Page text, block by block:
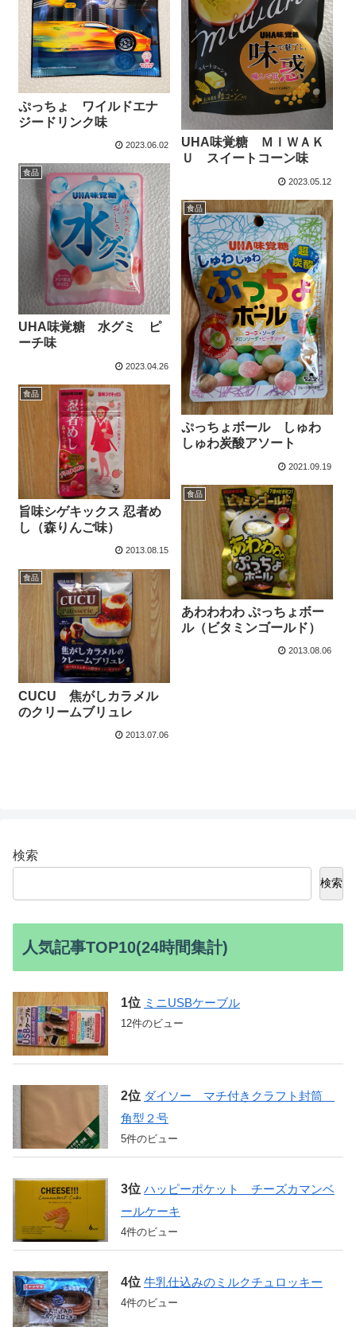
ぷっちょ ワイルドエナ
ジードリンク味
2023.06.02
UHA味覚糖 ＭＩＷＡＫ
Ｕ スイートコーン味
2023.05.12
食品
UHA味覚糖 水グミ ピ
ーチ味
2023.04.26
食品
ぷっちょボール しゅわ
しゅわ炭酸アソート
2021.09.19
食品
旨味シゲキックス 忍者め
し（森りんご味）
2013.08.15
食品
あわわわわ ぷっちょボー
ル（ビタミンゴールド）
2013.08.06
食品
CUCU 焦がしカラメル
のクリームブリュレ
2013.07.06
検索
検索
人気記事TOP10(24時間集計)
ミニUSBケーブル
12件のビュー
ダイソー マチ付きクラフト封筒
角型２号
5件のビュー
ハッピーポケット チーズカマンベ
ールケーキ
4件のビュー
牛乳仕込みのミルクチュロッキー
4件のビュー